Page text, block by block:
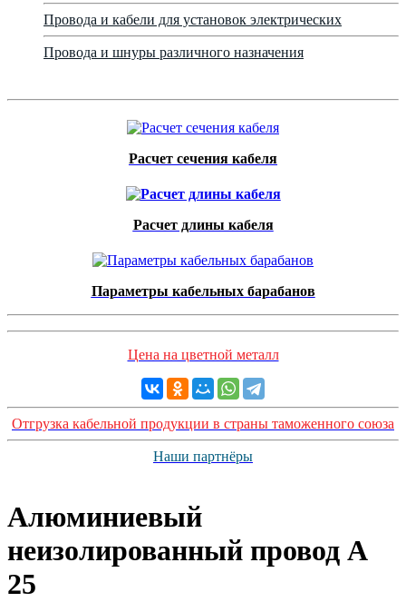
Провода и кабели для установок электрических
Провода и шнуры различного назначения
Расчет сечения кабеля
Расчет длины кабеля
Параметры кабельных барабанов
Цена на цветной металл
Отгрузка кабельной продукции в страны таможенного союза
Наши партнёры
Алюминиевый
неизолированный провод А
25